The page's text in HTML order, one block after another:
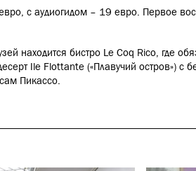
с аудиогидом – 19 евро. Первое
находится бистро Le Coq Rico, где
Ile Flottante («Плавучий остров») с
Пикассо.